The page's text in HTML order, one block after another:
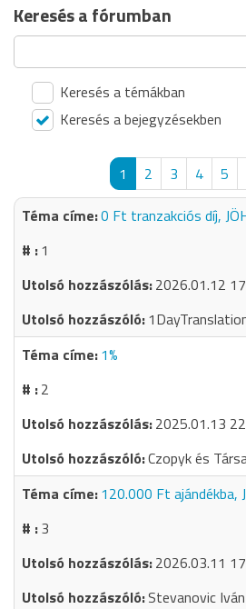
Keresés a fórumban
Keresés a témákban
Keresés a bejegyzésekben
1 2 3 4 5
0 Ft tranzakciós díj,
1
2026.01.12
1%
2
2025.01.13
Czopyk és
120.000 Ft ajándékba,
3
2026.03.11
Stevanovic Iván